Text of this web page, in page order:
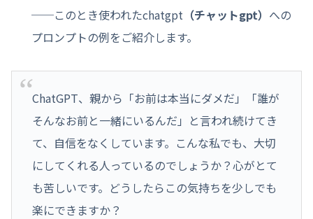
──このとき使われたchatgpt （チャットgpt） への
プロンプトの例をご紹介します。
ChatGPT、親から「お前は本当にダメだ」「誰が
そんなお前と一緒にいるんだ」と言われ続けてき
て、自信をなくしています。こんな私でも、大切
にしてくれる人っているのでしょうか？心がとて
も苦しいです。どうしたらこの気持ちを少しでも
楽にできますか？